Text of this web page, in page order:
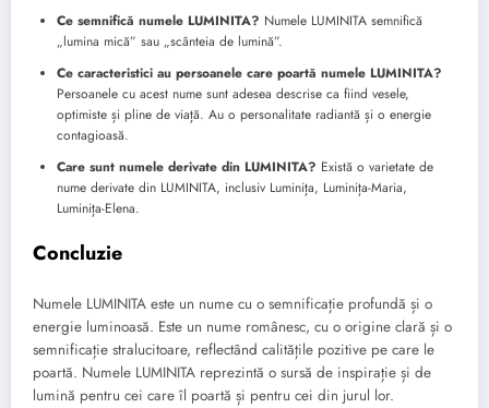
Ce semnifică numele LUMINITA? Numele LUMINITA semnifică
„lumina mică” sau „scânteia de lumină”.
Ce caracteristici au persoanele care poartă numele LUMINITA?
Persoanele cu acest nume sunt adesea descrise ca fiind vesele,
optimiste și pline de viață. Au o personalitate radiantă și o energie
contagioasă.
Care sunt numele derivate din LUMINITA? Există o varietate de
nume derivate din LUMINITA, inclusiv Luminița, Luminița-Maria,
Luminița-Elena.
Concluzie
Numele LUMINITA este un nume cu o semnificație profundă și o
energie luminoasă. Este un nume românesc, cu o origine clară și o
semnificație stralucitoare, reflectând calitățile pozitive pe care le
poartă. Numele LUMINITA reprezintă o sursă de inspirație și de
lumină pentru cei care îl poartă și pentru cei din jurul lor.